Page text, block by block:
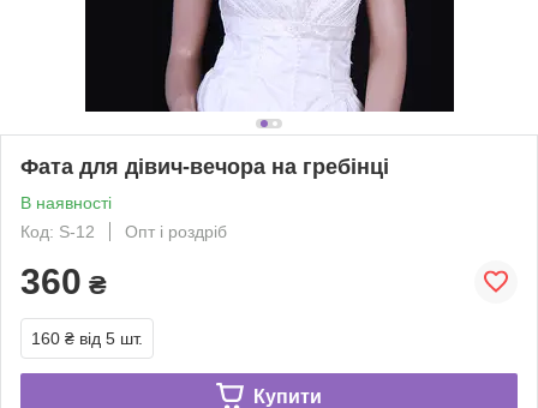
Фата для дівич-вечора на гребінці
В наявності
Код: S-12
Опт і роздріб
360 ₴
160 ₴ від 5 шт.
Купити